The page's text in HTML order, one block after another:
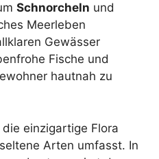
Schnorcheln und
Meerleben
Gewässer
Fische und
hautnah zu
einzigartige Flora
Arten umfasst. In